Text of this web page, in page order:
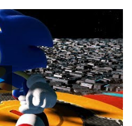
Lancer
la
vidéo